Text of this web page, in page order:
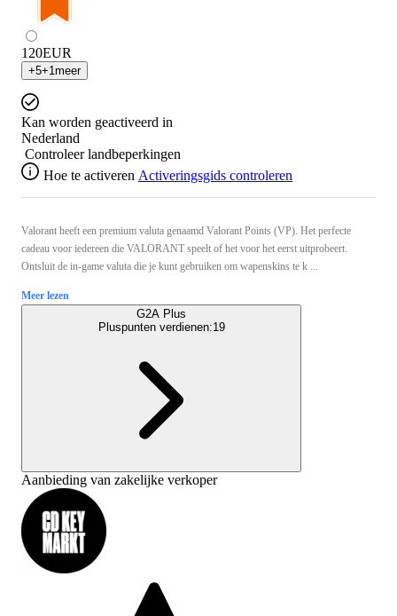
120EUR
+5+1 meer
Kan worden geactiveerd in
Nederland
Controleer landbeperkingen
Hoe te activeren Activeringsgids controleren
Valorant heeft een premium valuta genaamd Valorant Points (VP). Het perfecte
cadeau voor iedereen die VALORANT speelt of het voor het eerst uitprobeert.
Ontsluit de in-game valuta die je kunt gebruiken om wapenskins te k ...
Meer lezen
G2A Plus
Pluspunten verdienen:19
Aanbieding van zakelijke verkoper